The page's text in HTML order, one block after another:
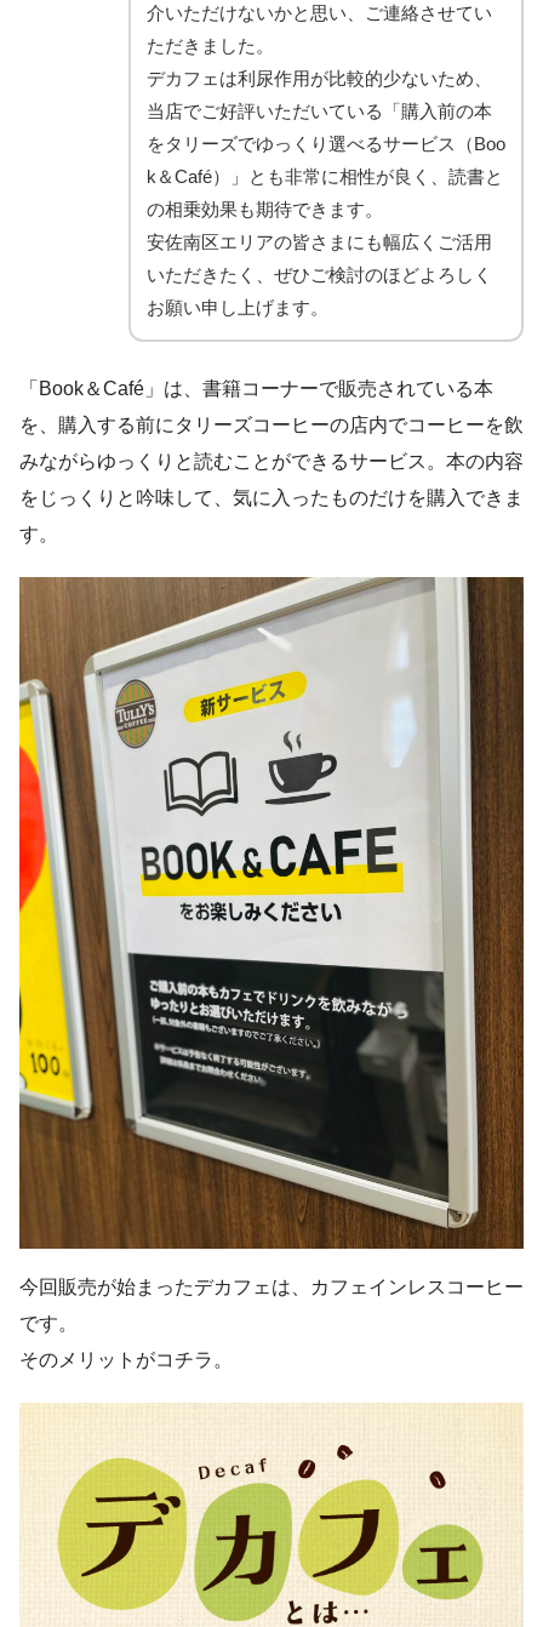
介いただけないかと思い、ご連絡させてい
ただきました。
デカフェは利尿作用が比較的少ないため、
当店でご好評いただいている「購入前の本
をタリーズでゆっくり選べるサービス（Boo
k＆Café）」とも非常に相性が良く、読書と
の相乗効果も期待できます。
安佐南区エリアの皆さまにも幅広くご活用
いただきたく、ぜひご検討のほどよろしく
お願い申し上げます。
「Book＆Café」は、書籍コーナーで販売されている本
を、購入する前にタリーズコーヒーの店内でコーヒーを飲
みながらゆっくりと読むことができるサービス。本の内容
をじっくりと吟味して、気に入ったものだけを購入できま
す。
今回販売が始まったデカフェは、カフェインレスコーヒー
です。
そのメリットがコチラ。